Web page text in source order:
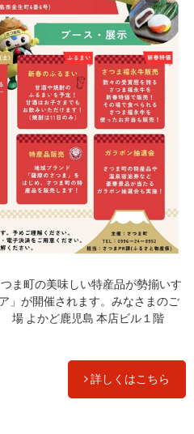
ま町の美味しい特産品が勢揃いす
」が開催されます。みなさまのご
よかど鹿児島 本店ビル１階
詳しくはこちら